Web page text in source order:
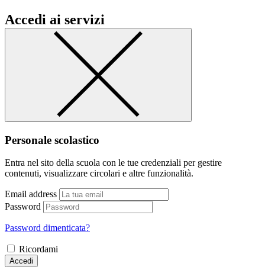
Accedi ai servizi
Personale scolastico
Entra nel sito della scuola con le tue credenziali per gestire
contenuti, visualizzare circolari e altre funzionalità.
Email address
Password
Password dimenticata?
Ricordami
Accedi